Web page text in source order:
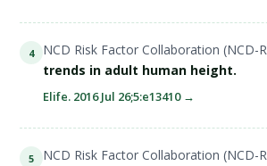
4 NCD Risk Factor Collaboration (NCD-
trends in adult human height.
Elife. 2016 Jul 26;5:e13410 →
5 NCD Risk Factor Collaboration (NCD-